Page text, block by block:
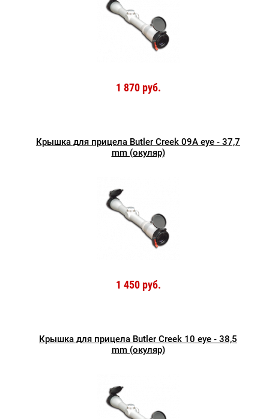
1 870 руб.
Крышка для прицела Butler Creek 09A eye - 37,7
mm (окуляр)
1 450 руб.
Крышка для прицела Butler Creek 10 eye - 38,5
mm (окуляр)